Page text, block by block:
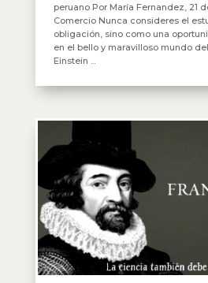
peruano Por María Fernandez, 21
Comercio Nunca consideres el
obligación, sino como una
en el bello y maravilloso mundo
Einstein ...